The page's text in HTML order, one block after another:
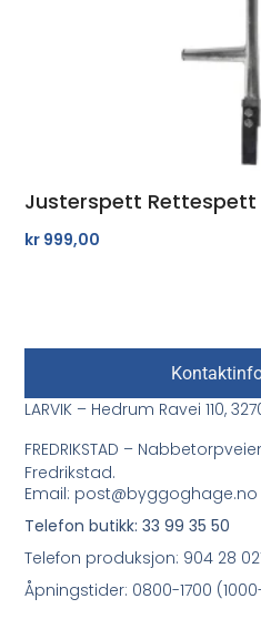
Justerspett Rettespett
kr 999,00
LARVIK – Hedrum Ravei 110,
FREDRIKSTAD –
Fredrikstad.
Email: post@byggoghage.no
Telefon butikk: 33 99 35 50
Telefon produksjon: 904 28
Åpningstider: 0800-1700